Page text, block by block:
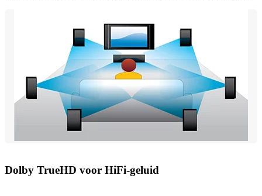
Dolby TrueHD voor HiFi-geluid